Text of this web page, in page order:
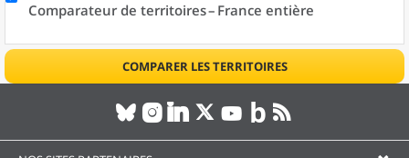
Comparateur de territoires – France entière
COMPARER LES TERRITOIRES